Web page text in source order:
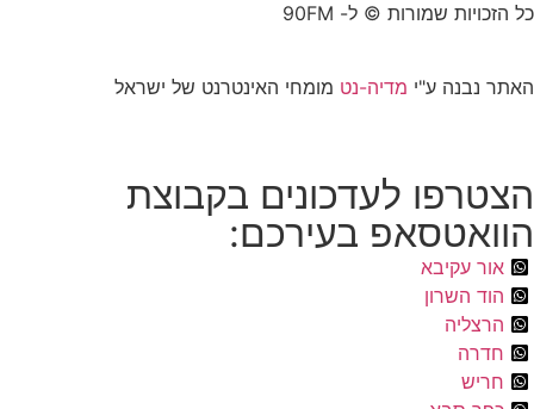
כל הזכויות שמורות © ל- 90FM
האתר נבנה ע"י מדיה-נט מומחי האינטרנט של ישראל
הצטרפו לעדכונים בקבוצת
הוואטסאפ בעירכם:
אור עקיבא
הוד השרון
הרצליה
חדרה
חריש